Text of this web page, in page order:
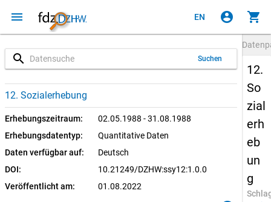
menu EN account_circle shopping_cart
search Suchen
12. Sozialerhebung
Erhebungszeitraum:
02.05.1988 - 31.08.1988
Erhebungsdatentyp:
Quantitative Daten
Daten verfügbar auf:
Deutsch
DOI:
10.21249/DZHW:ssy12:1.0.0
Veröffentlicht am:
01.08.2022
1.0.0 (aktuell)
SUF: Download
12.
So
zial
erh
eb
un
g